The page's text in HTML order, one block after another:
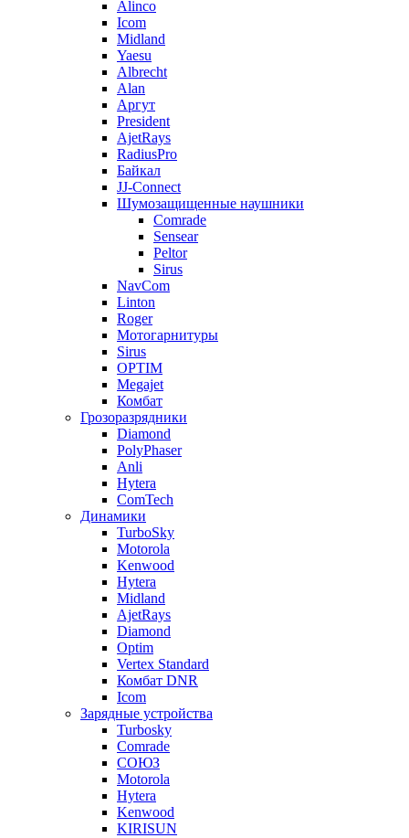
Alinco
Icom
Midland
Yaesu
Albrecht
Alan
Аргут
President
AjetRays
RadiusPro
Байкал
JJ-Connect
Шумозащищенные наушники
Comrade
Sensear
Peltor
Sirus
NavCom
Linton
Roger
Мотогарнитуры
Sirus
OPTIM
Megajet
Комбат
Грозоразрядники
Diamond
PolyPhaser
Anli
Hytera
ComTech
Динамики
TurboSky
Motorola
Kenwood
Hytera
Midland
AjetRays
Diamond
Optim
Vertex Standard
Комбат DNR
Icom
Зарядные устройства
Turbosky
Comrade
СОЮЗ
Motorola
Hytera
Kenwood
KIRISUN